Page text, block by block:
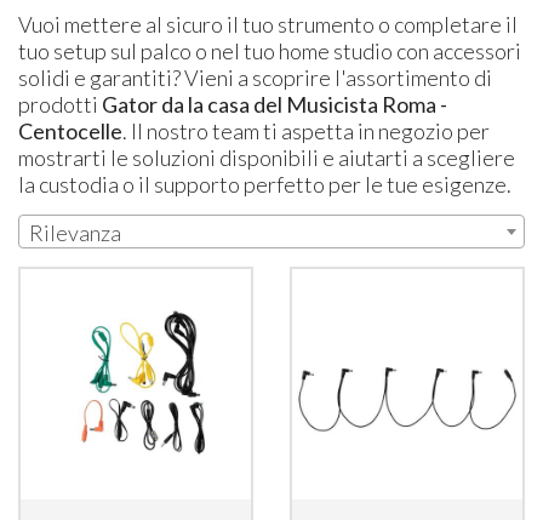
Vuoi mettere al sicuro il tuo strumento o completare il
tuo setup sul palco o nel tuo home studio con accessori
solidi e garantiti? Vieni a scoprire l'assortimento di
prodotti Gator da la casa del Musicista Roma -
Centocelle. Il nostro team ti aspetta in negozio per
mostrarti le soluzioni disponibili e aiutarti a scegliere
la custodia o il supporto perfetto per le tue esigenze.
Rilevanza